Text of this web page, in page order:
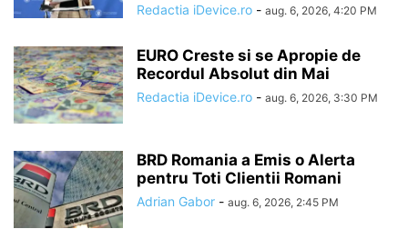
Redactia iDevice.ro - aug. 6, 2026, 4:20 PM
EURO Creste si se Apropie de
Recordul Absolut din Mai
Redactia iDevice.ro - aug. 6, 2026, 3:30 PM
BRD Romania a Emis o Alerta
pentru Toti Clientii Romani
Adrian Gabor - aug. 6, 2026, 2:45 PM